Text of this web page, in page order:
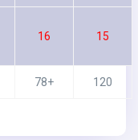
16 15
78+ 120